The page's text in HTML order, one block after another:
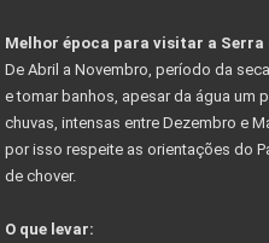
GUIA DE TRILHAS SERRA DO
CIPÓ CLASSIC FESTIVAL -
Começa em junho festival de
NOVO ACESSO À SERRA DO
Melhor época para visitar a Serra
De Abril a Novembro, período da
e tomar banhos, apesar da água um
chuvas, intensas entre Dezembro e
por isso respeite as orientações do
de chover.
O que levar: